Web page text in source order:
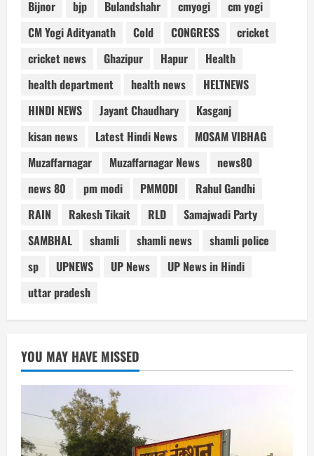
Bijnor
bjp Bulandshahr cmyogi
cm yogi
CM Yogi Adityanath
Cold CONGRESS
cricket
cricket news
Ghazipur Hapur
Health
health department
health news
HELTNEWS
HINDI NEWS
Jayant Chaudhary
Kasganj
kisan news
Latest Hindi News
MOSAM VIBHAG
Muzaffarnagar
Muzaffarnagar News
news80
news 80
pm modi PMMODI
Rahul Gandhi
RAIN
Rakesh Tikait RLD
Samajwadi Party
SAMBHAL
shamli shamli news
shamli police
sp
UPNEWS UP News
UP News in Hindi
uttar pradesh
YOU MAY HAVE MISSED